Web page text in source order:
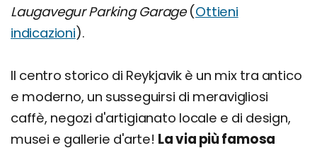
Laugavegur Parking Garage(Ottieni
indicazioni).
Il centro storico di Reykjavik è un mix tra antico
e moderno, un susseguirsi di meravigliosi
caffè, negozi d'artigianato locale e di design,
musei e gallerie d'arte! La via più famosa